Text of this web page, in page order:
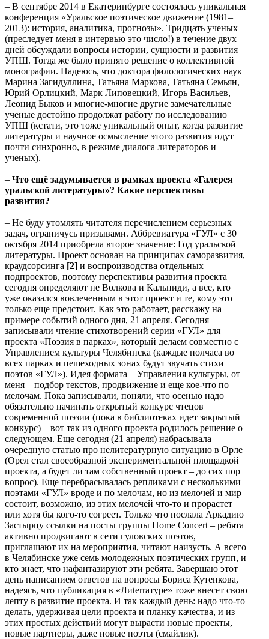
– В сентябре 2014 в Екатеринбурге состоялась уникальная
конференция «Уральское поэтическое движение (1981–
2013): история, аналитика, прогнозы». Тридцать ученых
(преследует меня в интервью это число!) в течение двух
дней обсуждали вопросы истории, сущности и развития
УПШ. Тогда же было принято решение о коллективной
монографии. Надеюсь, что доктора филологических наук
Марина Загидуллина, Татьяна Маркова, Татьяна Семьян,
Юрий Орлицкий, Марк Липовецкий, Игорь Васильев,
Леонид Быков и многие-многие другие замечательные
ученые достойно продолжат работу по исследованию
УПШ (кстати, это тоже уникальный опыт, когда развитие
литературы и научное осмысление этого развития идут
почти синхронно, в режиме диалога литераторов и
ученых).
– Что ещё задумывается в рамках проекта «Галерея
уральской литературы»? Какие перспективы
развития?
– Не буду утомлять читателя перечислением серьезных
задач, ограничусь призывами. Аббревиатура «ГУЛ» с 30
октября 2014 приобрела второе значение: Год уральской
литературы. Проект основан на принципах саморазвития,
краудсорсинга [2] и воспроизводства отдельных
подпроектов, поэтому перспективы развития проекта
сегодня определяют не Волкова и Кальпиди, а все, кто
уже оказался вовлеченным в этот проект и те, кому это
только еще предстоит. Как это работает, расскажу на
примере событий одного дня, 21 апреля. Сегодня
записывали чтение стихотворений серии «ГУЛ» для
проекта «Поэзия в парках», который делаем совместно с
Управлением культуры Челябинска (каждые полчаса во
всех парках и пешеходных зонах будут звучать стихи
поэтов «ГУЛ»). Идея формата – Управления культуры, от
меня – подбор текстов, продвижение и еще кое-что по
мелочам. Пока записывали, поняли, что осенью надо
обязательно начинать открытый конкурс чтецов
современной поэзии (пока в библиотеках идет закрытый
конкурс) – вот так из одного проекта родилось решение о
следующем. Еще сегодня (21 апреля) набрасывала
очередную статью про нелитературную ситуацию в Орле
(Орел стал своеобразной экспериментальной площадкой
проекта, а будет ли там собственный проект – до сих пор
вопрос). Еще перебрасывалась репликами с несколькими
поэтами «ГУЛ» вроде и по мелочам, но из мелочей и мир
состоит, возможно, из этих мелочей что-то и прорастет
или хотя бы кого-то согреет. Только что послала Аркадию
Застырцу ссылки на посты группы Ноme Concert – ребята
активно продвигают в сети гуловских поэтов,
приглашают их на мероприятия, читают наизусть. А всего
в Челябинске уже семь молодежных поэтических групп, и
кто знает, что нафантазируют эти ребята. Завершаю этот
день написанием ответов на вопросы Бориса Кутенкова,
надеясь, что публикация в «Лиterraтуре» тоже внесет свою
лепту в развитие проекта. И так каждый день: надо что-то
делать, удерживая цели проекта и планку качества, и из
этих простых действий могут вырасти новые проекты,
новые партнеры, даже новые поэты (смайлик).